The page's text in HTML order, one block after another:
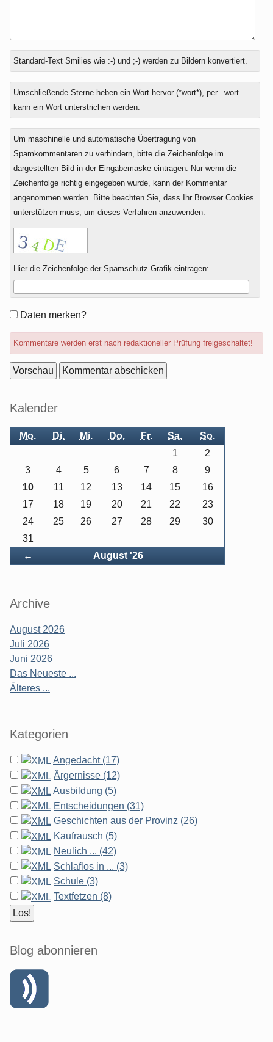
Antwort
zu
Standard-Text Smilies wie :-) und ;-) werden zu Bildern konvertiert.
Umschließende Sterne heben ein Wort hervor (*wort*), per _wort_
kann ein Wort unterstrichen werden.
Um maschinelle und automatische Übertragung von
Spamkommentaren zu verhindern, bitte die Zeichenfolge im
dargestellten Bild in der Eingabemaske eintragen. Nur wenn die
Zeichenfolge richtig eingegeben wurde, kann der Kommentar
angenommen werden. Bitte beachten Sie, dass Ihr Browser Cookies
unterstützen muss, um dieses Verfahren anzuwenden.
Hier die Zeichenfolge der Spamschutz-Grafik eintragen:
Formular-
Daten merken?
Kommentare werden erst nach redaktioneller Prüfung freigeschaltet!
Seitenleiste
Kalender
Mo. Di. Mi. Do. Fr. Sa. So.
← August '26
1
2
3
4 5 6 7 8
9
10
11 12 13 14 15
16
17
18 19 20 21 22
23
24
25 26 27 28 29
30
31
Archive
August 2026
Juli 2026
Juni 2026
Das Neueste ...
Älteres ...
Kategorien
Angedacht (17)
Ärgernisse (12)
Ausbildung (5)
Entscheidungen (31)
Geschichten aus der Provinz (26)
Kaufrausch (5)
Neulich ... (42)
Schlaflos in ... (3)
Schule (3)
Textfetzen (8)
Blog abonnieren